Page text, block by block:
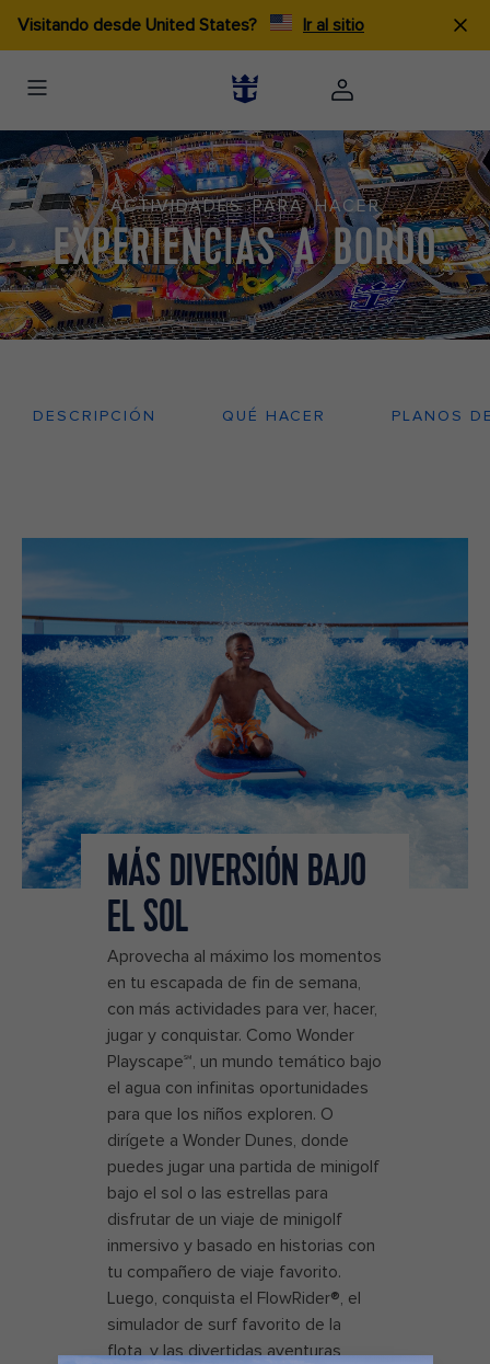
Visitando desde United States? Ir al sitio
ACTIVIDADES PARA HACER
EXPERIENCIAS A BORDO
DESCRIPCIÓN QUÉ HACER PLANOS
MÁS DIVERSIÓN BAJO
EL SOL
Aprovecha al máximo los momentos
en tu escapada de fin de semana,
con más actividades para ver, hacer,
jugar y conquistar. Como Wonder
Playscape℠, un mundo temático bajo
el agua con infinitas oportunidades
para que los niños exploren. O
dirígete a Wonder Dunes, donde
puedes jugar una partida de minigolf
bajo el sol o las estrellas para
disfrutar de un viaje de minigolf
inmersivo y basado en historias con
tu compañero de viaje favorito.
Luego, conquista el FlowRider®, el
simulador de surf favorito de la
flota, y las divertidas aventuras